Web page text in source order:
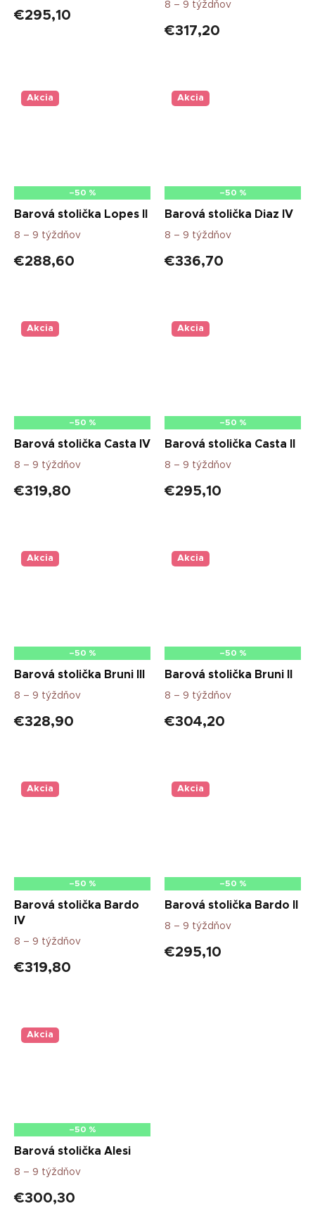
€295,10
8 – 9 týždňov
€317,20
Akcia
–50 %
Barová stolička Lopes II
8 – 9 týždňov
€288,60
Akcia
–50 %
Barová stolička Diaz IV
8 – 9 týždňov
€336,70
Akcia
–50 %
Barová stolička Casta IV
8 – 9 týždňov
€319,80
Akcia
–50 %
Barová stolička Casta II
8 – 9 týždňov
€295,10
Akcia
–50 %
Barová stolička Bruni III
8 – 9 týždňov
€328,90
Akcia
–50 %
Barová stolička Bruni II
8 – 9 týždňov
€304,20
Akcia
–50 %
Barová stolička Bardo
IV
8 – 9 týždňov
€319,80
Akcia
–50 %
Barová stolička Bardo II
8 – 9 týždňov
€295,10
Akcia
–50 %
Barová stolička Alesi
8 – 9 týždňov
€300,30